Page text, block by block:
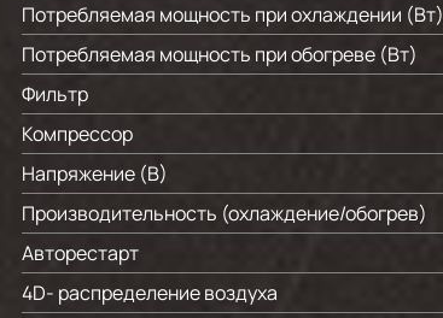
Потребляемая мощность при охлаждении (Вт)
Потребляемая мощность при обогреве (Вт)
Фильтр
Компрессор
Напряжение (В)
Производительность (охлаждение/обогрев)
Авторестарт
4D- распределение воздуха